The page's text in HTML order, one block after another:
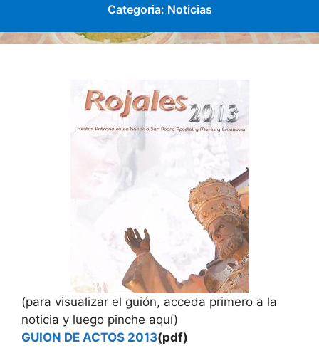
Categoria: Noticias
(para visualizar el guión, acceda primero a la
noticia y luego pinche aquí)
GUION DE ACTOS 2013(pdf)